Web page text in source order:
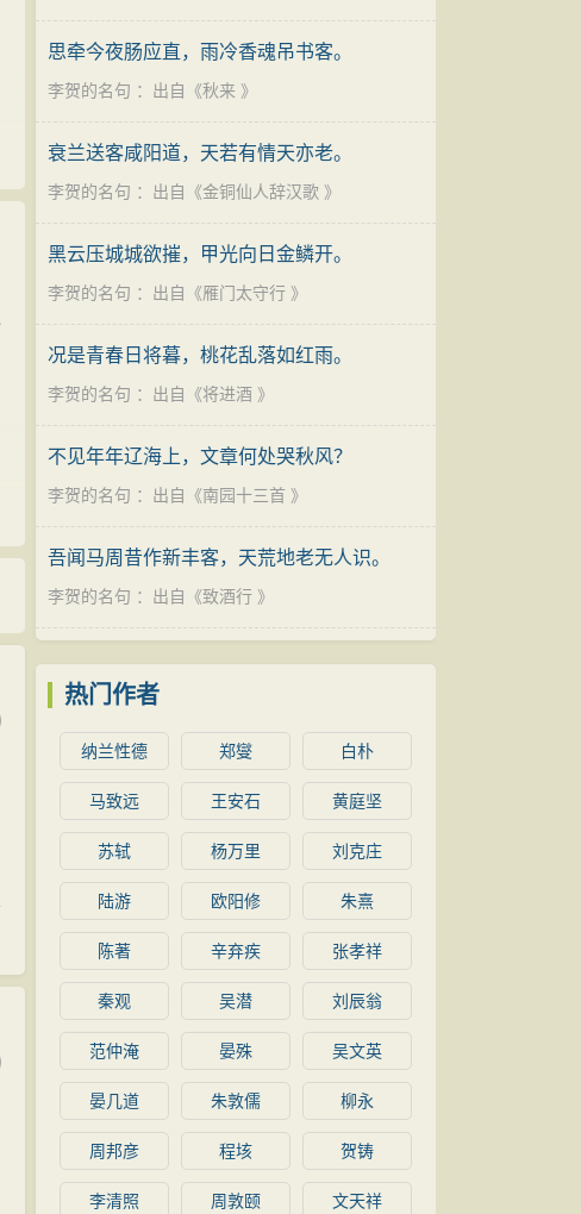
思牵今夜肠应直，雨冷香魂吊书客。
李贺的名句 ：出自《秋来 》
衰兰送客咸阳道，天若有情天亦老。
李贺的名句 ：出自《金铜仙人辞汉歌 》
黑云压城城欲摧，甲光向日金鳞开。
李贺的名句 ：出自《雁门太守行 》
况是青春日将暮，桃花乱落如红雨。
李贺的名句 ：出自《将进酒 》
不见年年辽海上，文章何处哭秋风？
李贺的名句 ：出自《南园十三首 》
吾闻马周昔作新丰客，天荒地老无人识。
李贺的名句 ：出自《致酒行 》
热门作者
纳兰性德 郑燮 白朴
马致远 王安石 黄庭坚
苏轼 杨万里 刘克庄
陆游 欧阳修 朱熹
陈著 辛弃疾 张孝祥
秦观 吴潜 刘辰翁
范仲淹 晏殊 吴文英
晏几道 朱敦儒 柳永
周邦彦 程垓 贺铸
李清照 周敦颐 文天祥